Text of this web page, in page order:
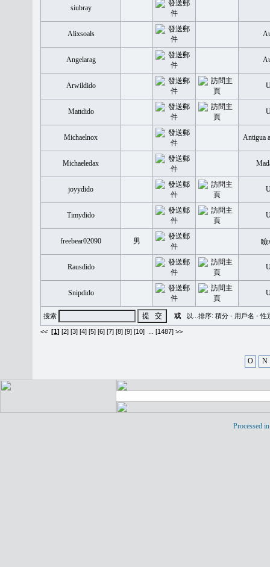
siubray
Alixsoals
Angelarag
Arwildido
Mattdido
Michaelnox Antigua
Michaeledax
joyydido
Timydido
freebear02090 男
Rausdido
Snipdido
搜索 或 以...排序: 積分 - 用戶名 -性
<< [1] [2] [3] [4] [5] [6] [7] [8] [9] [10] [1487] >>
O N
Processed